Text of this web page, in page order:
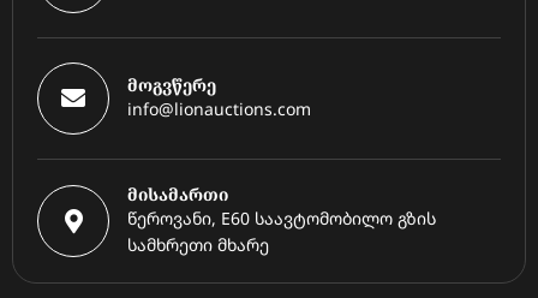
მოგვწერე
info@lionauctions.com
მისამართი
წეროვანი, E60 საავტომობილო გზის
სამხრეთი მხარე